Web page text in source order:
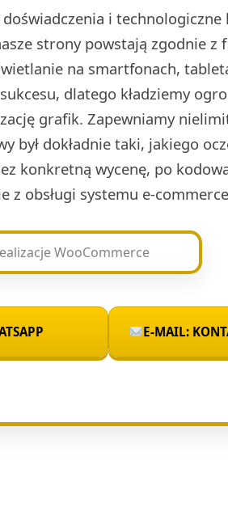
i
strony powstają zgodnie z
na smartfonach,
dlatego kładziemy
grafik. Zapewniamy
dokładnie taki, jakiego
konkretną wycenę, po
z obsługi systemu e-
E-MAIL: